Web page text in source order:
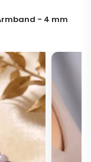
- 4 mm